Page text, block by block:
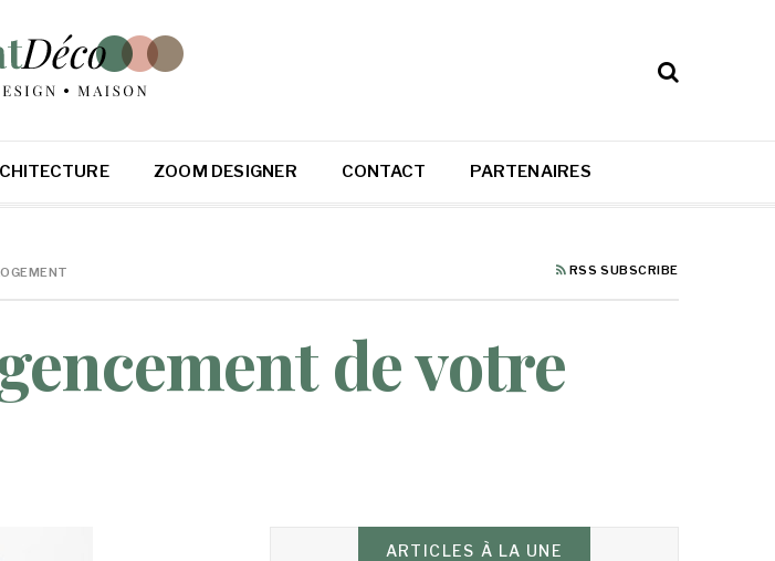
ZOOM DESIGNER CONTACT PARTENAIRES
RSS SUBSCRIBE
de votre
ARTICLES À LA UNE